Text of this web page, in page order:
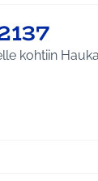
kohtiin
Muut